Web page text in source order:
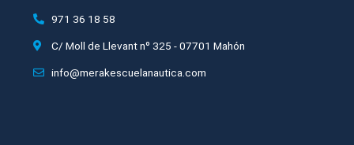
971 36 18 58
C/ Moll de Llevant nº 325 - 07701 Mahón
info@merakescuelanautica.com